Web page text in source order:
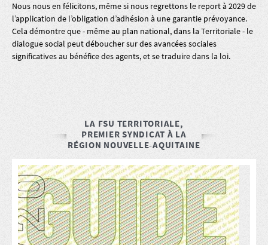
Nous nous en félicitons, même si nous regrettons le report à 2029 de
l’application de l’obligation d’adhésion à une garantie prévoyance.
Cela démontre que - même au plan national, dans la Territoriale - le
dialogue social peut déboucher sur des avancées sociales
significatives au bénéfice des agents, et se traduire dans la loi.
LA FSU TERRITORIALE,
PREMIER SYNDICAT À LA
RÉGION NOUVELLE-AQUITAINE